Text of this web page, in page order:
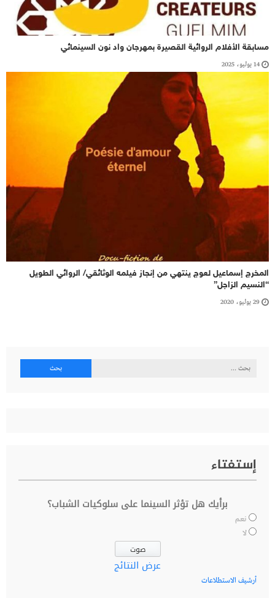
مسابقة الأفلام الروائية القصيرة بمهرجان واد نون السينمائي
14 يوليو، 2025
المخرج إسماعيل لعوج ينتهي من إنجاز فيلمه الوثائقي/ الروائي الطويل
“النسيم الزاجل”
29 يوليو، 2020
البحث
إستفتاء
برأيك هل تؤثر السينما على سلوكيات الشباب؟
نعم
لا
عرض النتائج
أرشيف الاستطلاعات